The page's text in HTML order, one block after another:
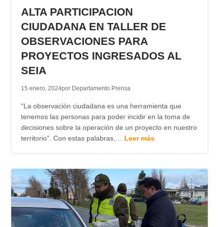
ALTA PARTICIPACION
CIUDADANA EN TALLER DE
OBSERVACIONES PARA
PROYECTOS INGRESADOS AL
SEIA
15 enero, 2024por Departamento Prensa
“La observación ciudadana es una herramienta que
tenemos las personas para poder incidir en la toma de
decisiones sobre la operación de un proyecto en nuestro
territorio”. Con estas palabras,… Leer más